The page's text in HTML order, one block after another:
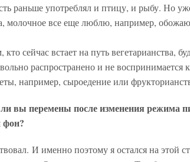
раньше употреблял и птицу, и рыбу. Но
молочное все еще люблю, например,
сейчас встает на путь вегетарианства,
распространено и не воспринимается
например, сыроедение или
вы перемены после изменения режима
И именно поэтому я остался на этой